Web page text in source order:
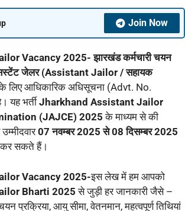
Join Now
Vacancy 2025- झारखंड कर्मचारी चयन
जेलर (Assistant Jailor / सहायक
के लिए आधिकारिक अधिसूचना (Advt. No.
यह भर्ती Jharkhand Assistant Jailor
(JAJCE) 2025 के माध्यम से की
07 नवम्बर 2025 से 08 दिसम्बर 2025
सकते हैं।
Vacancy 2025-इस लेख में हम आपको
Bharti 2025 से जुड़ी हर जानकारी जैसे –
प्रक्रिया, आयु सीमा, वेतनमान, महत्वपूर्ण तिथियां